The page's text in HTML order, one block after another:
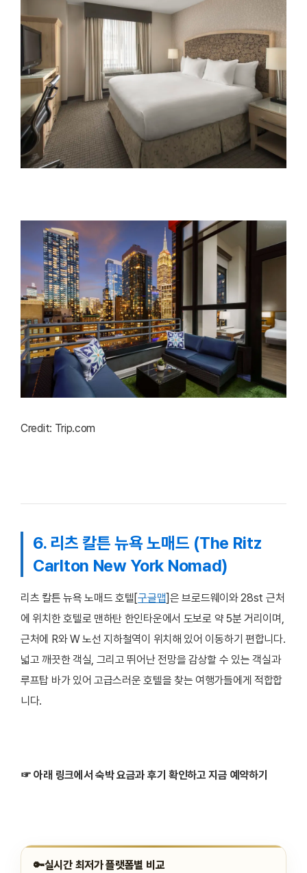
Credit: Trip.com
6. 리츠 칼튼 뉴욕 노매드 (The Ritz
Carlton New York Nomad)
리츠 칼튼 뉴욕 노매드 호텔[구글맵]은 브로드웨이와 28st 근처
에 위치한 호텔로 맨하탄 한인타운에서 도보로 약 5분 거리이며,
근처에 R와 W 노선 지하철역이 위치해 있어 이동하기 편합니다.
넓고 깨끗한 객실, 그리고 뛰어난 전망을 감상할 수 있는 객실과
루프탑 바가 있어 고급스러운 호텔을 찾는 여행가들에게 적합합
니다.
☞ 아래 링크에서 숙박 요금과 후기 확인하고 지금 예약하기
🔑실시간 최저가 플랫폼별 비교